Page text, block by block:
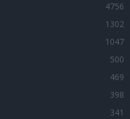
4756
1302
1047
500
469
398
341